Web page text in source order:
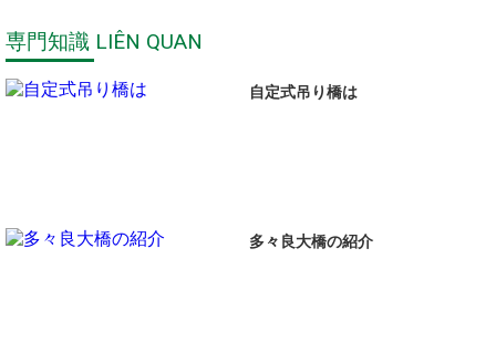
専門知識 LIÊN QUAN
自定式吊り橋は
多々良大橋の紹介